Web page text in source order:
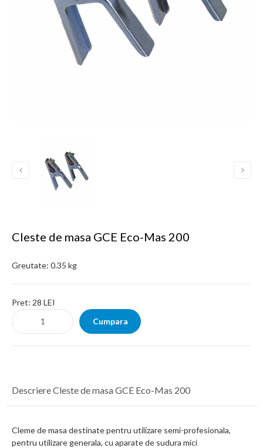
Cleste de masa GCE Eco-Mas 200
Greutate: 0.35 kg
Pret: 28 LEI
Descriere Cleste de masa GCE Eco-Mas 200
Cleme de masa destinate pentru utilizare semi-profesionala,
pentru utilizare generala, cu aparate de sudura mici